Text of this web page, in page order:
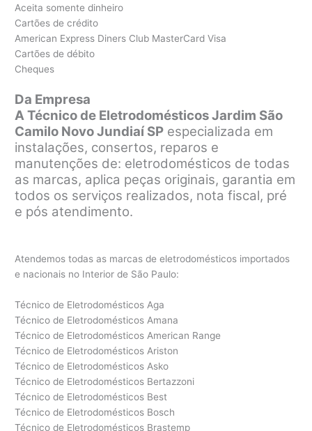
Aceita somente dinheiro
Cartões de crédito
American Express Diners Club MasterCard Visa
Cartões de débito
Cheques
Da Empresa
A Técnico de Eletrodomésticos Jardim São
Camilo Novo Jundiaí SP especializada em
instalações, consertos, reparos e
manutenções de: eletrodomésticos de todas
as marcas, aplica peças originais, garantia em
todos os serviços realizados, nota fiscal, pré
e pós atendimento.
Atendemos todas as marcas de eletrodomésticos importados
e nacionais no Interior de São Paulo:
Técnico de Eletrodomésticos Aga
Técnico de Eletrodomésticos Amana
Técnico de Eletrodomésticos American Range
Técnico de Eletrodomésticos Ariston
Técnico de Eletrodomésticos Asko
Técnico de Eletrodomésticos Bertazzoni
Técnico de Eletrodomésticos Best
Técnico de Eletrodomésticos Bosch
Técnico de Eletrodomésticos Brastemp